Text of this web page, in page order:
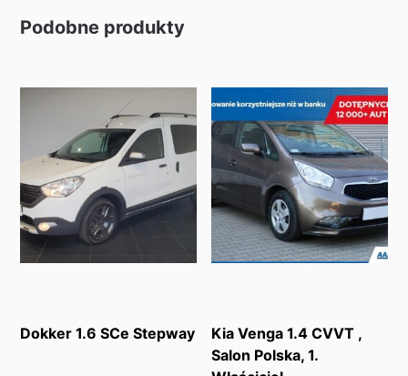
Podobne produkty
Dokker 1.6 SCe Stepway
Kia Venga 1.4 CVVT ,
Salon Polska, 1.